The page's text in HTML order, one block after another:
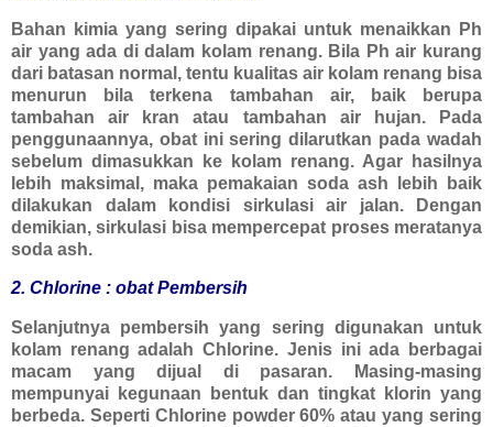
Bahan kimia yang sering dipakai untuk menaikkan Ph
air yang ada di dalam kolam renang. Bila Ph air kurang
dari batasan normal, tentu kualitas air kolam renang bisa
menurun bila terkena tambahan air, baik berupa
tambahan air kran atau tambahan air hujan. Pada
penggunaannya, obat ini sering dilarutkan pada wadah
sebelum dimasukkan ke kolam renang. Agar hasilnya
lebih maksimal, maka pemakaian soda ash lebih baik
dilakukan dalam kondisi sirkulasi air jalan. Dengan
demikian, sirkulasi bisa mempercepat proses meratanya
soda ash.
2. Chlorine : obat Pembersih
Selanjutnya pembersih yang sering digunakan untuk
kolam renang adalah Chlorine. Jenis ini ada berbagai
macam yang dijual di pasaran. Masing-masing
mempunyai kegunaan bentuk dan tingkat klorin yang
berbeda. Seperti Chlorine powder 60% atau yang sering